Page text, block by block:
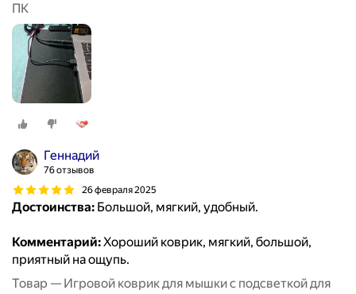
ПК
Геннадий
76 отзывов
26 февраля 2025
Достоинства: Большой, мягкий, удобный.
Комментарий:Хороший коврик, мягкий, большой,
приятный на ощупь.
Товар — Игровой коврик для мышки с подсветкой для